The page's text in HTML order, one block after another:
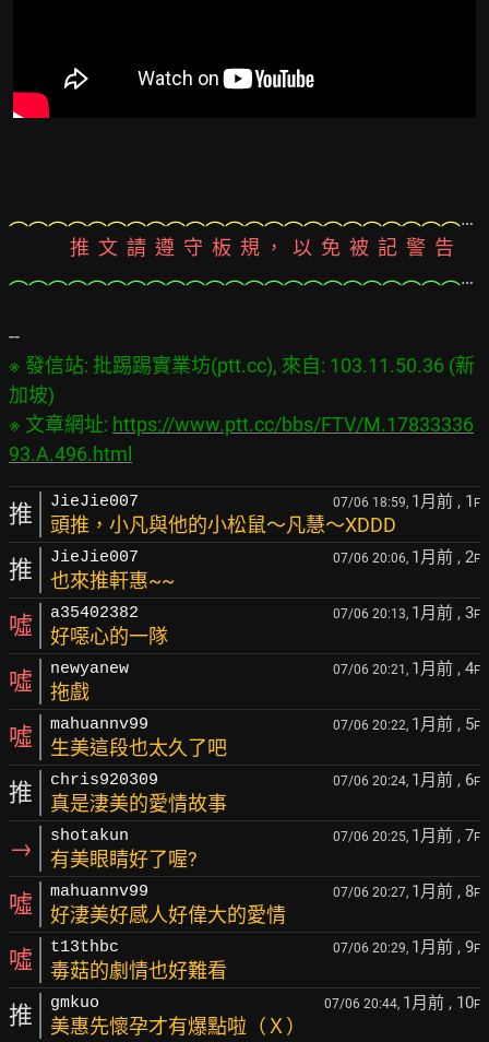
︵︵︵︵︵︵︵︵︵︵︵︵︵︵︵︵︵︵︵︵︵︵︵︵︵︵︵︵︵︵︵︵︵︵︵︵︵︵︵
              推  文  請  遵  守  板  規 ，  以  免  被  記  警  告
︵︵︵︵︵︵︵︵︵︵︵︵︵︵︵︵︵︵︵︵︵︵︵︵︵︵︵︵︵︵︵︵︵︵︵︵︵︵︵
※ 發信站: 批踢踢實業坊(ptt.cc), 來自: 103.11.50.36 (新
加坡)
※ 文章網址: https://www.ptt.cc/bbs/FTV/M.17833336
93.A.496.html
推 JieJie007 07/06 18:59, 1月前 , 1 F
頭推，小凡與他的小松鼠～凡慧～XDDD
推 JieJie007 07/06 20:06, 1月前 , 2F
也來推軒惠~~
噓 a35402382 07/06 20:13, 1月前 , 3F
好噁心的一隊
噓 newyanew 07/06 20:21, 1月前 , 4F
拖戲
噓 mahuannv99 07/06 20:22, 1月前 , 5F
生美這段也太久了吧
推 chris920309 07/06 20:24, 1月前 , 6F
真是淒美的愛情故事
→ shotakun 07/06 20:25, 1月前 , 7F
有美眼睛好了喔?
噓 mahuannv99 07/06 20:27, 1月前 , 8F
好淒美好感人好偉大的愛情
噓 t13thbc 07/06 20:29, 1月前 , 9F
毒菇的劇情也好難看
推 gmkuo 07/06 20:44, 1月前 , 10F
美惠先懷孕才有爆點啦（Ｘ）